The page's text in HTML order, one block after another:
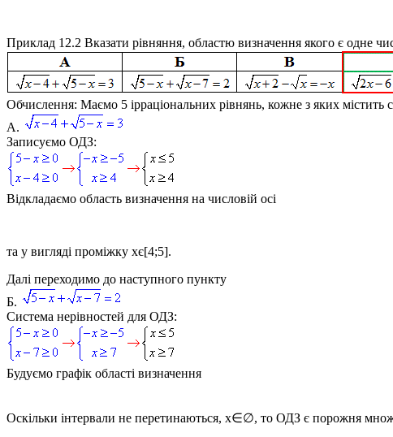
Приклад 12.2 Вказати рівняння, областю визначення якого є одне
Обчислення: Маємо 5 ірраціональних рівнянь, кожне з яких
А.
Записуємо ОДЗ:
Відкладаємо область визначення на числовій осі
та у вигляді проміжку xє[4;5].
Далі переходимо до наступного пункту
Б.
Система нерівностей для ОДЗ:
Будуємо графік області визначення
Оскільки інтервали не перетинаються, x∈∅, то ОДЗ є порожня